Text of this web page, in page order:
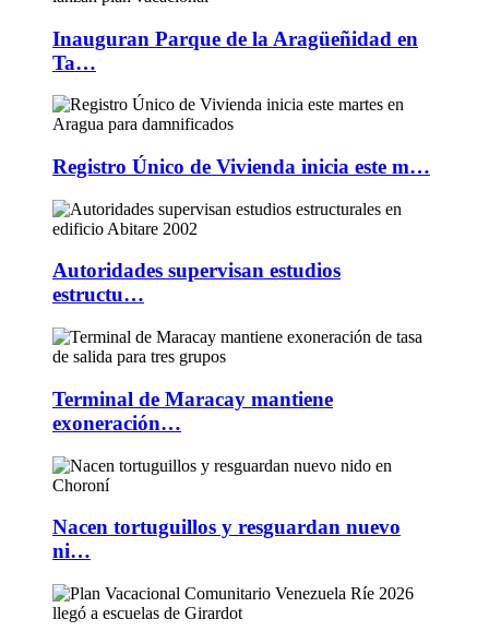
Inauguran Parque de la Aragüeñidad en
Ta…
Registro Único de Vivienda inicia este m…
Autoridades supervisan estudios
estructu…
Terminal de Maracay mantiene
exoneración…
Nacen tortuguillos y resguardan nuevo
ni…